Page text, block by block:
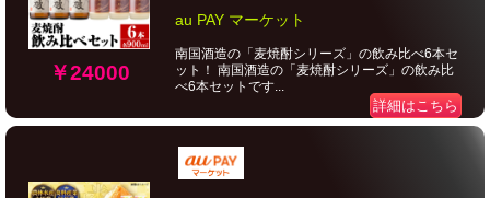
￥24000
au PAY マーケット
南国酒造の「麦焼酎シリーズ」の飲み比べ6本セ
ット！ 南国酒造の「麦焼酎シリーズ」の飲み比
べ6本セットです...
詳細はこちら